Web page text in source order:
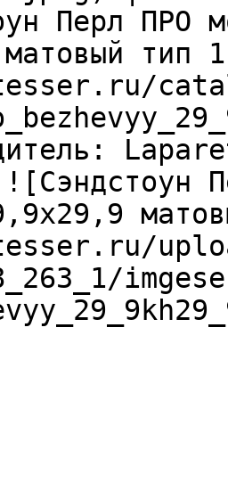
Перл ПРО
тип